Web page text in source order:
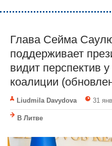
Глава Сейма
поддерживает
видит перспектив
коалиции
Liudmila Davydova 31
В Литве